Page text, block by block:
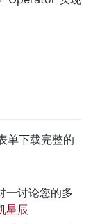
单下载完整的
一讨论您的多
星辰